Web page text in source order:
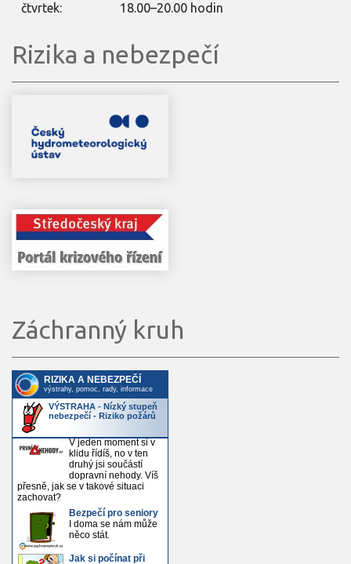
čtvrtek: 18.00–20.00 hodin
Rizika a nebezpečí
Záchranný kruh